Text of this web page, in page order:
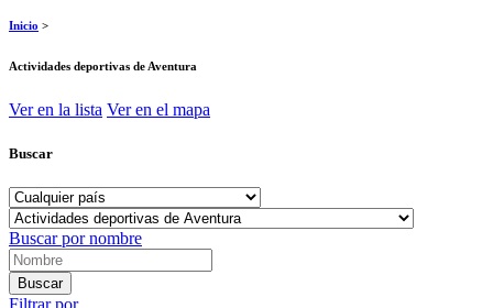
Inicio >
Actividades deportivas de Aventura
Ver en la lista Ver en el mapa
Buscar
Buscar por nombre
Filtrar por